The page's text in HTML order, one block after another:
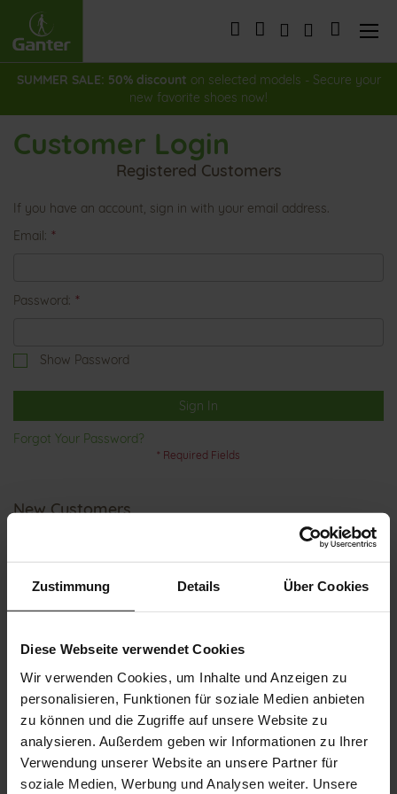
Zustimmung Details Über Cookies
Diese Webseite verwendet Cookies
Wir verwenden Cookies, um Inhalte und Anzeigen zu
personalisieren, Funktionen für soziale Medien anbieten
zu können und die Zugriffe auf unsere Website zu
analysieren. Außerdem geben wir Informationen zu Ihrer
Verwendung unserer Website an unsere Partner für
soziale Medien, Werbung und Analysen weiter. Unsere
Content
My Cart
SUMMER SALE: 50% discount on selected models - Secure your
new favorite shoes now!
Customer Login
Registered Customers
If you have an account, sign in with your email address.
Email
Password
Show Password
Sign In
Forgot Your Password?
New Customers
Creating an account has many benefits: check out faster, keep
CUSTOMER SERVICE